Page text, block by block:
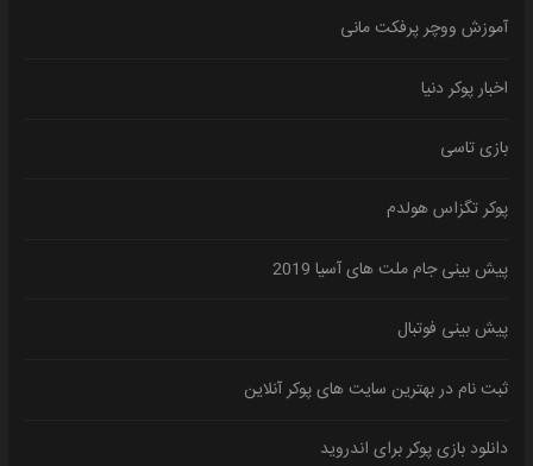
آموزش ووچر پرفکت مانی
اخبار پوکر دنیا
بازی تاسی
پوکر تگزاس هولدم
پیش بینی جام ملت های آسیا 2019
پیش بینی فوتبال
ثبت نام در بهترین سایت های پوکر آنلاین
دانلود بازی پوکر برای اندروید